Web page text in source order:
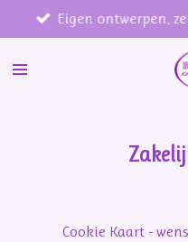
direct
naar
Eigen ontwerpen,
Cookie Kaart -